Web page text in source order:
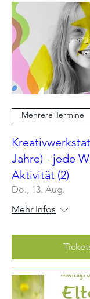
Mehrere Termine
Jahre) - jede
Aktivität (2)
Do., 13. Aug.
Mehr Infos